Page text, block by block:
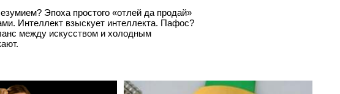
Эпоха простого «отлей да продай»
Интеллект взыскует интеллекта. Пафос?
между искусством и холодным